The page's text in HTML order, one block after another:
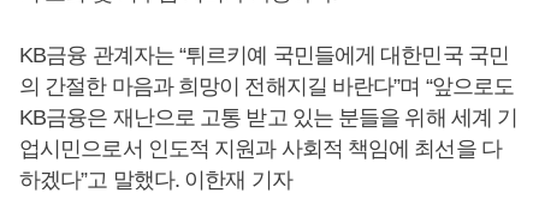
KB금융 관계자는 “튀르키예 국민들에게 대한민국 국민
의 간절한 마음과 희망이 전해지길 바란다”며 “앞으로도
KB금융은 재난으로 고통 받고 있는 분들을 위해 세계 기
업시민으로서 인도적 지원과 사회적 책임에 최선을 다
하겠다”고 말했다. 이한재 기자